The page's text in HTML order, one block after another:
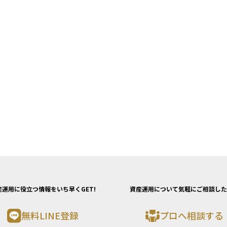
運用に役立つ情報をいち早くGET!
無料LINE登録
資産運用について気軽にご相談し
プロへ相談する